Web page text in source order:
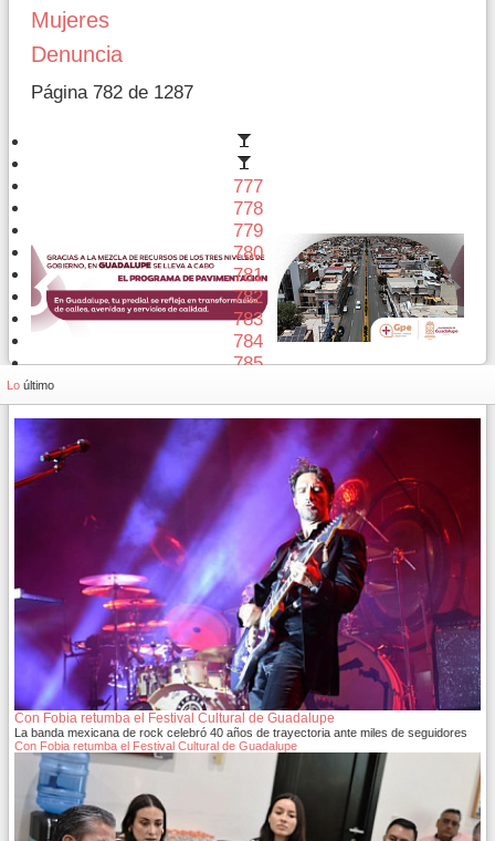
Mujeres
Denuncia
Página 782 de 1287
777
778
779
780
781
782
783
784
785
Lo último
Con Fobia retumba el Festival Cultural de Guadalupe
La banda mexicana de rock celebró 40 años de trayectoria ante miles de seguidores
Con Fobia retumba el Festival Cultural de Guadalupe